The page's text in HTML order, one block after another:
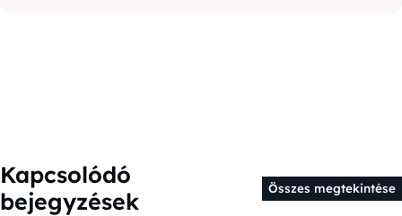
Kapcsolódó
bejegyzések
Összes megtekintése